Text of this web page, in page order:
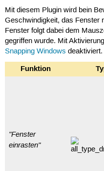
Mit diesem Plugin wird bein
Geschwindigkeit, das Fenster
Fenster folgt dabei dem
gegriffen wurde. Mit
Snapping Windows deaktiviert.
Funktion
"Fenster
einrasten"